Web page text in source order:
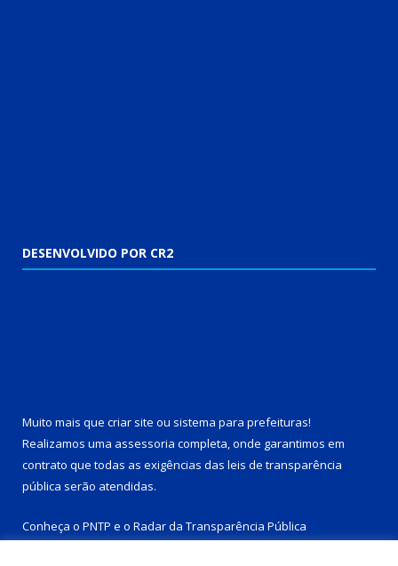
DESENVOLVIDO POR CR2
Muito mais que criar site ou sistema para prefeituras!
Realizamos uma assessoria completa, onde garantimos em
contrato que todas as exigências das leis de transparência
pública serão atendidas.
Conheça o PNTP e o Radar da Transparência Pública